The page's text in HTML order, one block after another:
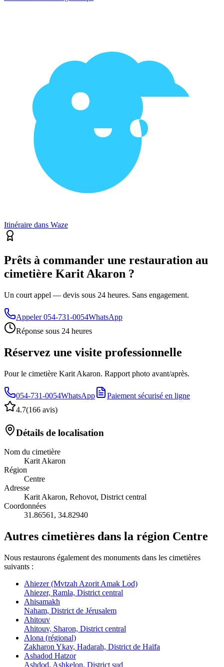
Itinéraire dans Waze
Prêts à commander une restauration au
cimetière Karit Akaron ?
Un court appel — devis sous 24 heures. Sans engagement.
Appeler 054-731-0054WhatsApp
Réponse sous 24 heures
Réservez une visite professionnelle
Pour le cimetière Karit Akaron. Rapport photo avant/après.
054-731-0054WhatsApp
Paiement sécurisé en ligne
4.7(166 avis)
Détails de localisation
Nom du cimetière
Karit Akaron
Région
Centre
Adresse
Karit Akaron, Rehovot, District central
Coordonnées
31.86561 , 34.82940
Autres cimetières dans la région Centre
Nous restaurons également des monuments dans les cimetières
suivants :
Ahiezer (Mvtzah Azorit Amak Lod)
Ahiezer, Ramla, District central
Ahisamakh
Naham, District de Jérusalem
Ahitouv
Ahitouv, Sharon, District central
Alona (régional)
Zakharon Ykav, Hadarah, District de Haïfa
Ashadod Hatzor
Ashdod, Ashkelon, District sud